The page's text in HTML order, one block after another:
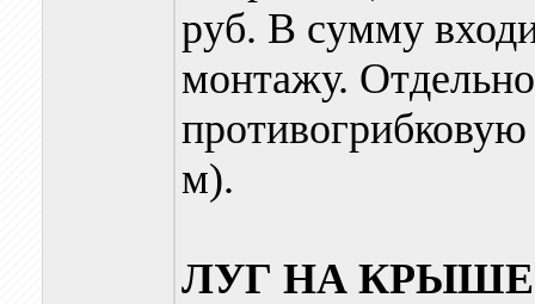
руб. В сумму
монтажу.
м).
ЛУГ НА КРЫШЕ